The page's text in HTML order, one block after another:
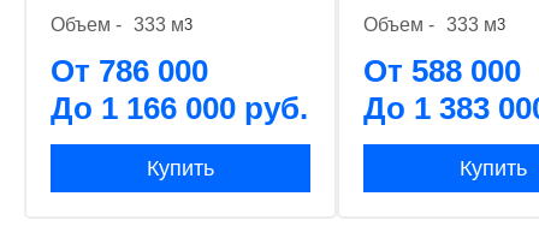
Объем - 333 м3
От 786 000
До 1 166 000 руб.
Купить
Объем - 333 м3
От 588 000
До 1 383
Купить